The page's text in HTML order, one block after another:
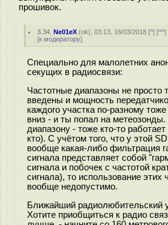
прошивок.
3.34 ,Ne01eX (ok), 03:13, 16/03/2018 [^] [^^]
[к модератору]
Специально для малолетних
секущих в радиосвязи:
Частотные диапазоны не просто
введены и мощность
каждого участка по-разному
вниз - и ты попал на
диапазону - тоже кто-то
кто). С учётом того, что у этой
вообще какая-либо фильтрация
сигнала представляет собой
сигнала и побочек с частотой
сигнала), то использование этих
вообще недопустимо.
Ближайший радиолюбительский
Хотите приобщиться к радио